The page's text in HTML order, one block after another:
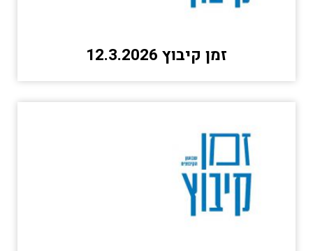
זמן קיבוץ 12.3.2026